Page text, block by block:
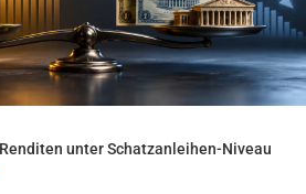
unter Schatzanleihen-Niveau